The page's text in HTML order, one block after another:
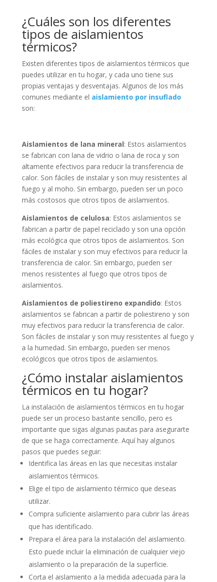
¿Cuáles son los diferentes
tipos de aislamientos
térmicos?
Existen diferentes tipos de aislamientos térmicos que
puedes utilizar en tu hogar, y cada uno tiene sus
propias ventajas y desventajas. Algunos de los más
comunes mediante el aislamiento por insuflado
son:
Aislamientos de lana mineral: Estos aislamientos
se fabrican con lana de vidrio o lana de roca y son
altamente efectivos para reducir la transferencia de
calor. Son fáciles de instalar y son muy resistentes al
fuego y al moho. Sin embargo, pueden ser un poco
más costosos que otros tipos de aislamientos.
Aislamientos de celulosa: Estos aislamientos se
fabrican a partir de papel reciclado y son una opción
más ecológica que otros tipos de aislamientos. Son
fáciles de instalar y son muy efectivos para reducir la
transferencia de calor. Sin embargo, pueden ser
menos resistentes al fuego que otros tipos de
aislamientos.
Aislamientos de poliestireno expandido: Estos
aislamientos se fabrican a partir de poliestireno y son
muy efectivos para reducir la transferencia de calor.
Son fáciles de instalar y son muy resistentes al fuego y
a la humedad. Sin embargo, pueden ser menos
ecológicos que otros tipos de aislamientos.
¿Cómo instalar aislamientos
térmicos en tu hogar?
La instalación de aislamientos térmicos en tu hogar
puede ser un proceso bastante sencillo, pero es
importante que sigas algunas pautas para asegurarte
de que se haga correctamente. Aquí hay algunos
pasos que puedes seguir:
Identifica las áreas en las que necesitas instalar
aislamientos térmicos.
Elige el tipo de aislamiento térmico que deseas
utilizar.
Compra suficiente aislamiento para cubrir las áreas
que has identificado.
Prepara el área para la instalación del aislamiento.
Esto puede incluir la eliminación de cualquier viejo
aislamiento o la preparación de la superficie.
Corta el aislamiento a la medida adecuada para la